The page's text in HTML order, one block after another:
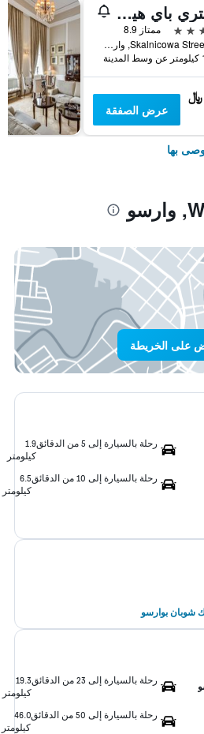
دبلتري باي هيلتون هوتل آند كونفرانس سنتر وارسو
ممتاز 8.9
Skalnicowa Street 21, وارسو, محافظة مازوفيا, بولندا
عرض الصفقة
بها
على الخريطة
رحلة بالسيارة إلى 5 من الدقائق
1.9
كيلومتر
رحلة بالسيارة إلى 10 من الدقائق
6.5
كيلومتر
شوبان بوارسو
رحلة بالسيارة إلى 23 من الدقائق
19.3
كيلومتر
رحلة بالسيارة إلى 50 من الدقائق
46.0
كيلومتر